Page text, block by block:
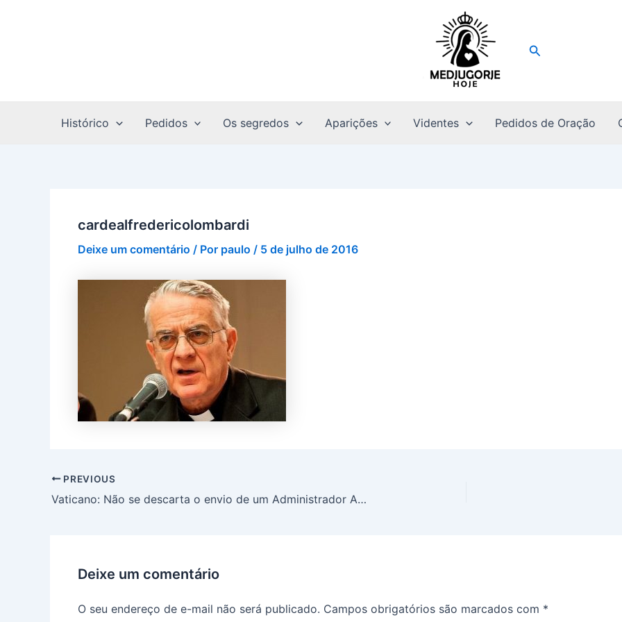
Pesquisar
Histórico Pedidos Os segredos Aparições Videntes Pedidos de Oração
cardealfredericolombardi
Deixe um comentário / Por paulo / 5 de julho de 2016
PREVIOUS
Vaticano: Não se descarta o envio de um Administrador Apostólico a Medjugorje
Deixe um comentário
O seu endereço de e-mail não será publicado. Campos obrigatórios são marcados com *